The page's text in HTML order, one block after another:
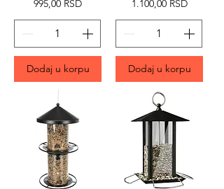
Price
995,00 RSD
Dodaj u korpu
Price
1.100,00 RSD
Dodaj u korpu